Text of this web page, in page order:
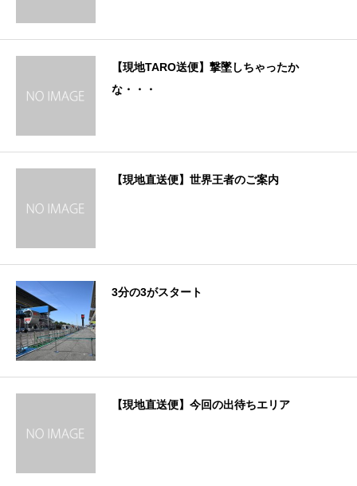
【現地TARO送便】撃墜しちゃったか
な・・・
【現地直送便】世界王者のご案内
3分の3がスタート
【現地直送便】今回の出待ちエリア